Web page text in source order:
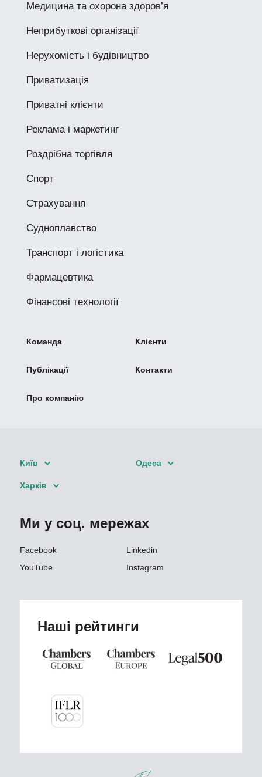
Медицина та охорона здоров’я
Неприбуткові організації
Нерухомість і будівництво
Приватизація
Приватні клієнти
Реклама і маркетинг
Роздрібна торгівля
Спорт
Страхування
Судноплавство
Транспорт і логістика
Фармацевтика
Фінансові технології
Команда Клієнти
Публікації Контакти
Про компанію
Київ Одеса
Харків
Ми у соц. мережах
Facebook
Linkedin
YouTube
Instagram
Наші рейтинги